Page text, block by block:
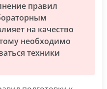
правил
на качество
необходимо
техники